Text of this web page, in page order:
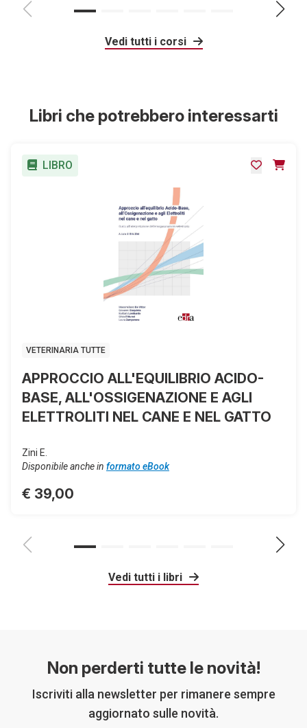
Vedi tutti i corsi
Libri che potrebbero interessarti
LIBRO
VETERINARIA TUTTE
APPROCCIO ALL'EQUILIBRIO ACIDO-
BASE, ALL'OSSIGENAZIONE E AGLI
ELETTROLITI NEL CANE E NEL GATTO
Zini E.
Disponibile anche in formato eBook
€ 39,00
Vedi tutti i libri
Non perderti tutte le novità!
Iscriviti alla newsletter per rimanere sempre
aggiornato sulle novità.